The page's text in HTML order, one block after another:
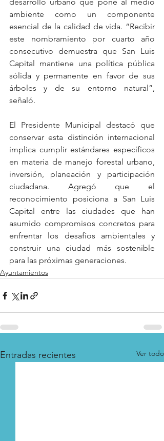
ambiente como un componente
esencial de la calidad de vida. “Recibir
este nombramiento por cuarto año
consecutivo demuestra que San Luis
Capital mantiene una política pública
sólida y permanente en favor de sus
árboles y de su entorno natural”,
señaló.
El Presidente Municipal destacó que
conservar esta distinción internacional
implica cumplir estándares específicos
en materia de manejo forestal urbano,
inversión, planeación y participación
ciudadana. Agregó que el
reconocimiento posiciona a San Luis
Capital entre las ciudades que han
asumido compromisos concretos para
enfrentar los desafíos ambientales y
construir una ciudad más sostenible
para las próximas generaciones.
Ayuntamientos
Entradas recientes Ver todo